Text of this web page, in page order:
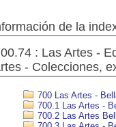
de la
: Las Artes -
- Colecciones,
700 Las Artes -
700.1 Las Artes -
700.2 Las Artes